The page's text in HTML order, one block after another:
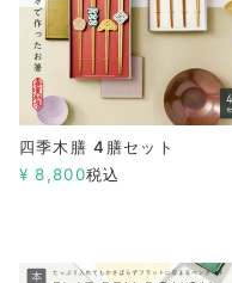
四季木膳 4膳セット
¥ 8,800税込